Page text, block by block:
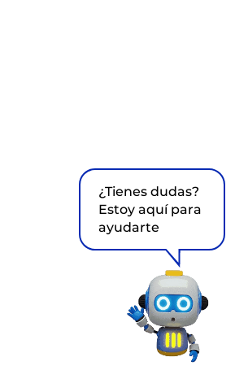
¿Tienes dudas?
Estoy aquí para
ayudarte